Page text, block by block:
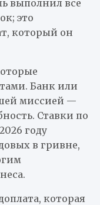
выполнил все
это
который он
Банк или
миссией —
Ставки по
году
в гривне,
которая